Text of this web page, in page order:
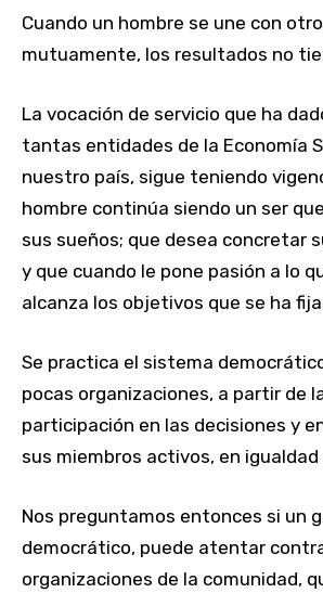
Cuando un hombre se une con
mutuamente, los resultados no
La vocación de servicio que ha
tantas entidades de la Economía
nuestro país, sigue teniendo
hombre continúa siendo un ser
sus sueños; que desea concretar
y que cuando le pone pasión a lo
alcanza los objetivos que se ha
Se practica el sistema
pocas organizaciones, a partir de
participación en las decisiones y
sus miembros activos, en
Nos preguntamos entonces si un
democrático, puede atentar
organizaciones de la comunidad,